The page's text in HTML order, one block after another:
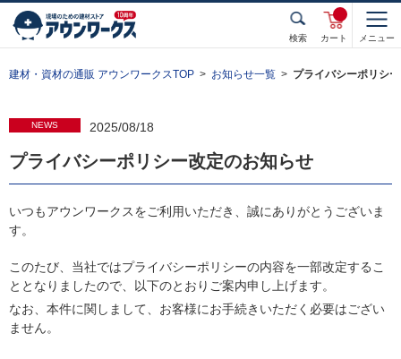
検索 カート メニュー
建材・資材の通販 アウンワークスTOP お知らせ一覧 プライバシーポリシ
プライバシーポリシー改定のお知らせ
NEWS 2025/08/18
いつもアウンワークスをご利用いただき、誠にありがとうございま
す。
このたび、当社ではプライバシーポリシーの内容を一部改定するこ
ととなりましたので、以下のとおりご案内申し上げます。
なお、本件に関しまして、お客様にお手続きいただく必要はござい
ません。